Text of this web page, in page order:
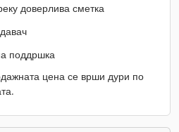
доверлива сметка
поддршка
цена се врши дури по